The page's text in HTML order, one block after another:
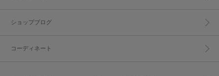
ショップブログ
コーディネート